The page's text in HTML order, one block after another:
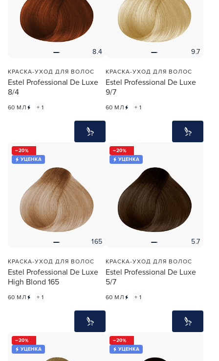
8.4
КРАСКА-УХОД ДЛЯ ВОЛОС
Estel Professional De Luxe
8/4
60 МЛ + 1
9.7
КРАСКА-УХОД ДЛЯ ВОЛОС
Estel Professional De Luxe
9/7
60 МЛ + 1
20
УЦЕНКА
165
КРАСКА-УХОД ДЛЯ ВОЛОС
Estel Professional De Luxe
High Blond 165
60 МЛ + 1
20
УЦЕНКА
5.7
КРАСКА-УХОД ДЛЯ ВОЛОС
Estel Professional De Luxe
5/7
60 МЛ + 1
20
УЦЕНКА
20
УЦЕНКА